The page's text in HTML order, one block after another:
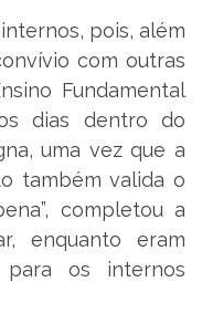
pois, além
com outras
Fundamental
dias dentro do
uma vez que a
também valida o
completou a
enquanto eram
para os internos